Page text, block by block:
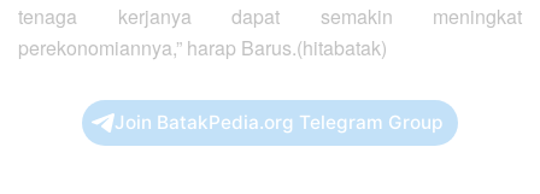
tenaga kerjanya dapat semakin meningkat
perekonomiannya,” harap Barus.(hitabatak)
Join BatakPedia.org Telegram Group